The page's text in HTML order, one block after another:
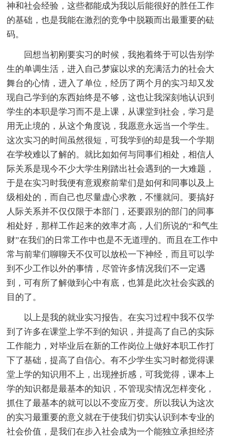
神和社会经验，这些都能成为我以后能很好的胜任工作
的基础，也是我能在激烈的竞争中脱颖而出最重要的砝
码。
回想当初刚要实习的时候，我抱着终于可以告别学
生的单调生活，进入自己梦寐以求的充满活力的社会大
舞台的心情，进入了单位，经历了两个月的实习却又发
现自己学到的东西始终是不够，这也让我深刻地认识到
学生的本职是学习而不是上课，从课堂到社会，学习是
用无止境的，从这个角度说，我愿意永远当一个学生。
这次实习的时间虽然很短，可我学到的却是我一个学期
在学校难以了解的。就比如如何与同事们相处，相信人
际关系是现今不少大学生刚踏出社会遇到的一大难题，
于是在实习时我便有意观察前辈们是如何和同事以及上
级相处的，而自己也尽量虚心求教，不懂就问。要搞好
人际关系并不仅仅限于本部门，还要跟别的部门的同事
相处好，那样工作起来的效率才高，人们所说的“和气生
财”在我们的日常工作中也是不无道理的。而且在工作中
常与前辈们聊聊天不仅可以放松一下神经，而且可以学
到不少工作以外的事情，尽管许多情况我们不一定遇
到，可有所了解做到心中有底，也算是此次社会实践的
目的了。
以上是我的就业实习报告。在实习过程中我不仅学
到了许多在课堂上学不到的知识，并提高了自己的实际
工作能力，对毕业后在新的工作岗位上做好本职工作打
下了基础，提高了自信心。有不少学生实习时都觉得课
堂上学的知识用不上，出现挫折感，可我觉得，课本上
学的知识都是最基本的知识，不管现实情况怎样变化，
抓住了最基本的就可以以不变应万变。所以我认为这次
的实习最重要的意义就在于使我们切实认识到本专业的
社会价值，是我们在步入社会成为一个能独立承担经济